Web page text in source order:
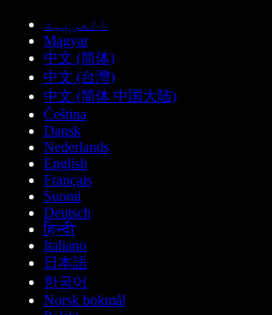
العربية
Magyar
中文 (简体)
中文 (台灣)
中文 (简体 中国大陆)
Čeština
Dansk
Nederlands
English
Français
Suomi
Deutsch
हिन्दी
Italiano
日本語
한국어
Norsk bokmål